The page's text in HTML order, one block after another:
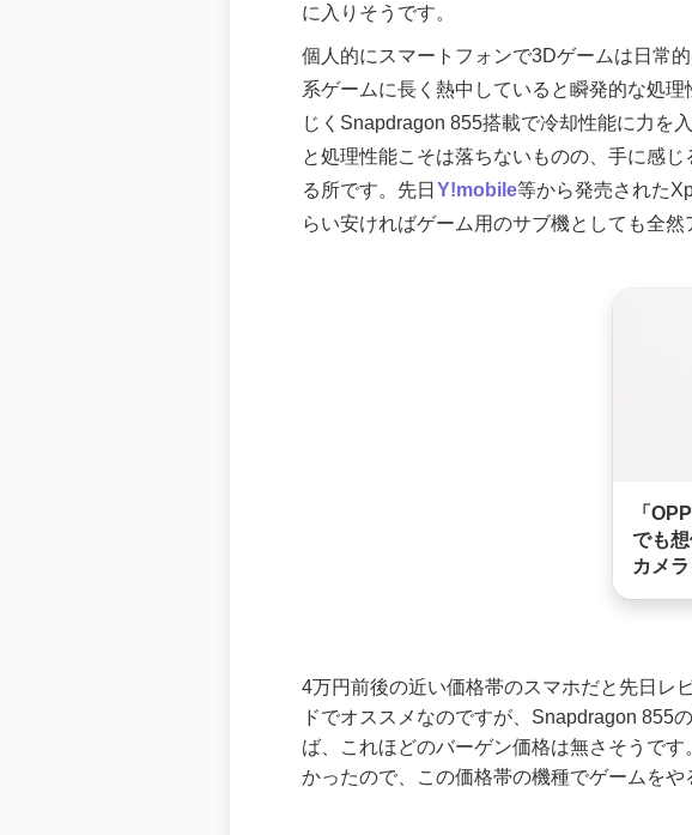
に入りそうです。
個人的にスマートフォンで3Dゲームは日常
系ゲームに長く熱中していると瞬発的な処
じくSnapdragon 855搭載で冷却性能に力を
と処理性能こそは落ちないものの、手に感
る所です。先日 Y!mobile等から発売された
らい安ければゲーム用のサブ機としても全然
「
でも
カメ
4万円前後の近い価格帯のスマホだと先日レ
ドでオススメなのですが、Snapdragon 855
ば、これほどのバーゲン価格は無さそうで
かったので、この価格帯の機種でゲームを